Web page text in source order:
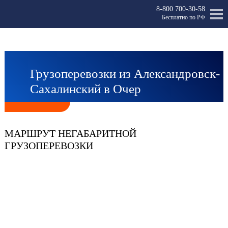
8-800 700-30-58
Бесплатно по РФ
Грузоперевозки из Александровск-
Сахалинский в Очер
МАРШРУТ НЕГАБАРИТНОЙ
ГРУЗОПЕРЕВОЗКИ